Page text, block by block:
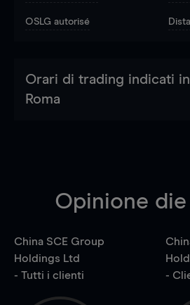
OSLG autorisé
Orari di trading indicati
Roma
Opinione
China SCE Group
Holdings Ltd
- Tutti i clienti
-